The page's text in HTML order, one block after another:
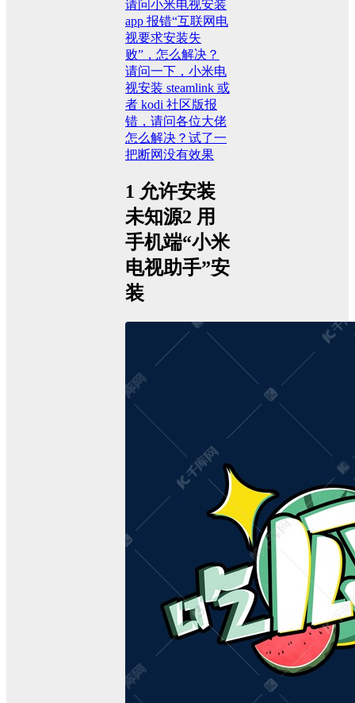
请问小米电视安装
app 报错“互联网电
视要求安装失
败”，怎么解决？
请问一下，小米电
视安装 steamlink 或
者 kodi 社区版报
错，请问各位大佬
怎么解决？试了一
把断网没有效果
1 允许安装
未知源2 用
手机端“小米
电视助手”安
装